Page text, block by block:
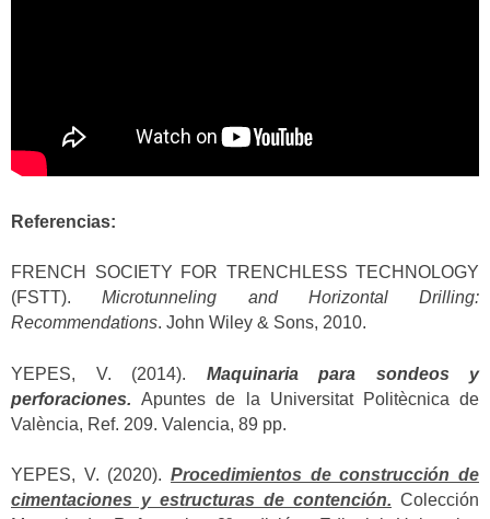
Referencias:
FRENCH SOCIETY FOR TRENCHLESS TECHNOLOGY
(FSTT).Microtunneling and Horizontal Drilling:
Recommendations. John Wiley & Sons, 2010.
YEPES, V. (2014). Maquinaria para sondeos y
perforaciones. Apuntes de la Universitat Politècnica de
València, Ref. 209. Valencia, 89 pp.
YEPES, V. (2020). Procedimientos de construcción de
cimentaciones y estructuras de contención. Colección